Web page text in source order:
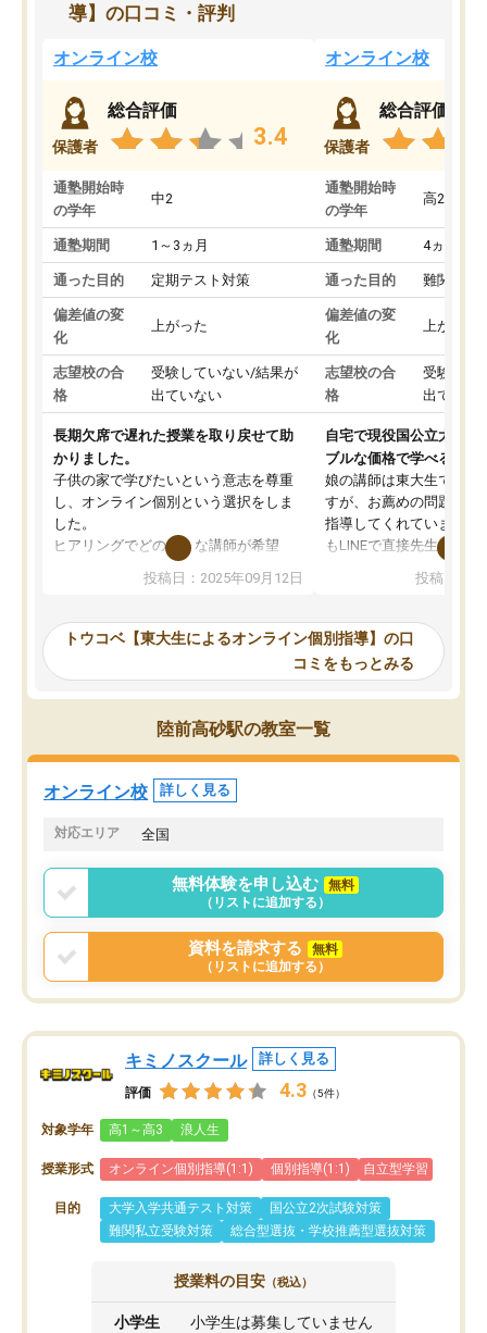
導】の口コミ・評判
オンライン校
保護者
総合評価
3.4
通塾開始時
の学年
中2
通塾期間 1～3ヵ月
通った目的 定期テスト対策
偏差値の変
化
上がった
志望校の合
格
受験していない/結果が
出ていない
長期欠席で遅れた授業を取り戻せて助
かりました。
子供の家で学びたいという意志を尊重
し、オンライン個別という選択をしま
した。
ヒアリングでどのような講師が希望
か、オプションは付帯するかなど選ぶ
事が出来ました。
ーティングを行い、その講師で良いか
見てから講師を決定する事ができま
す。
うちの子は、初回面談の講師の方で決
オンラインツールを使用した単語帳の
共有があり宿題もそちらで出される形
でした。
言う事で講師変更の申し出があり、あ
まりに短期での変更だった為、塾に通
う事にして退会しました。遅れも取り
戻せ、授業内容や講師の方は良かった
と思います。
投稿日：2025年09月12日
オンライン校
保護者
総合評価
通塾開始時
の学年
高2
通塾期間 4ヵ月～1
通った目的 難関私立
偏差値の変
化
上がった
志望校の合
格
受験して
出ていな
自宅で現役国公立大学生
ブルな価格で学べる
娘の講師は東大生では無
すが、お薦めの問題集や
指導してくれています。
もLINEで直接先生に質問
めれるので、個人に合
いなのがあり(有料)、受
ことをどんなスケジュー
くか相談したのですが、
ち期待したものではなく
内容でした。それでも明
やる気も出ましたし、苦
くなってきたようなので
投稿日：
トウコベ【東大生によるオンライン個別指導】の口
コミをもっとみる
陸前高砂駅の教室一覧
オンライン校 詳しく見る
対応エリア 全国
無料体験を申し込む
無料
（リストに追加する）
資料を請求する
無料
（リストに追加する）
キミノスクール 詳しく見る
評価 4.3 （5件）
対象学年 高1～高3 浪人生
授業形式 オンライン個別指導(1:1) 個別指導(1:1) 自立型学習
目的 大学入学共通テスト対策
国公立2次試験対策
難関私立受験対策
総合型選抜・学校推薦型選抜対策
授業料の目安 （税込）
小学生 小学生は募集していません